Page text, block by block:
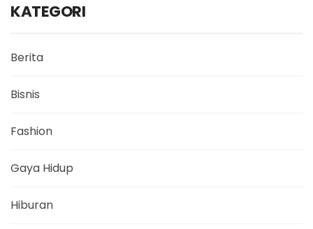
KATEGORI
Berita
Bisnis
Fashion
Gaya Hidup
Hiburan